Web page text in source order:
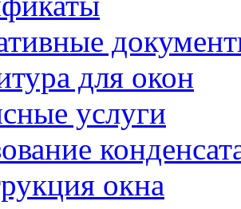
для окон
услуги
окна